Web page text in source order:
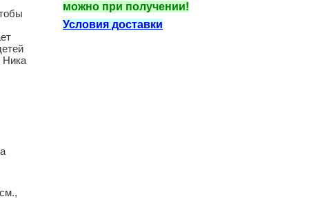
Ника
можно при получении!
Условия доставки